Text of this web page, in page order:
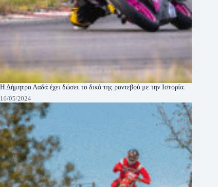
Η Δήμητρα Λαδά έχει δώσει το δικό της ραντεβού με την Ιστορία.
16/05/2024